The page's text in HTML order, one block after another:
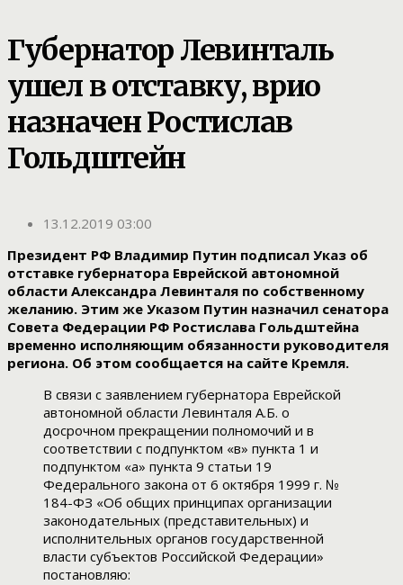
Губернатор Левинталь
ушел в отставку, врио
назначен Ростислав
Гольдштейн
13.12.2019 03:00
Президент РФ Владимир Путин подписал Указ об
отставке губернатора Еврейской автономной
области Александра Левинталя по собственному
желанию. Этим же Указом Путин назначил сенатора
Совета Федерации РФ Ростислава Гольдштейна
временно исполняющим обязанности руководителя
региона. Об этом сообщается на сайте Кремля.
В связи с заявлением губернатора Еврейской
автономной области Левинталя А.Б. о
досрочном прекращении полномочий и в
соответствии с подпунктом «в» пункта 1 и
подпунктом «а» пункта 9 статьи 19
Федерального закона от 6 октября 1999 г. №
184-ФЗ «Об общих принципах организации
законодательных (представительных) и
исполнительных органов государственной
власти субъектов Российской Федерации»
постановляю: